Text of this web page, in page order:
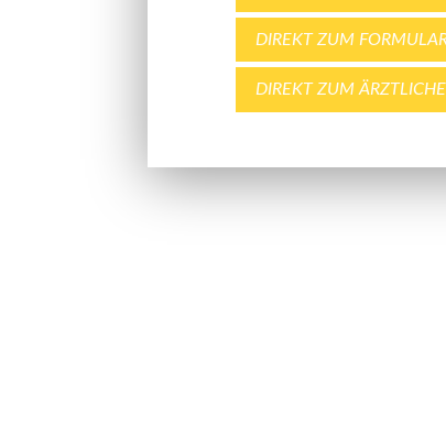
DIREKT ZUM
DIREKT ZUM